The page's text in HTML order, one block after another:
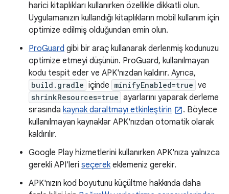
harici kitaplıkları kullanırken özellikle dikkatli olun.
Uygulamanızın kullandığı kitaplıkların mobil kullanım için
optimize edilmiş olduğundan emin olun.
ProGuard gibi bir araç kullanarak derlenmiş kodunuzu
optimize etmeyi düşünün. ProGuard, kullanılmayan
kodu tespit eder ve APK'nızdan kaldırır. Ayrıca,
build.gradle içinde minifyEnabled=true ve
shrinkResources=true ayarlarını yaparak derleme
sırasında kaynak daraltmayı etkinleştirin
. Böylece
kullanılmayan kaynaklar APK'nızdan otomatik olarak
kaldırılır.
Google Play hizmetlerini kullanırken APK'nıza yalnızca
gerekli API'leri seçerekeklemeniz gerekir.
APK'nızın kod boyutunu küçültme hakkında daha